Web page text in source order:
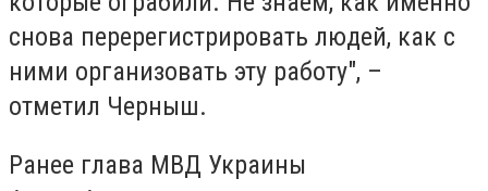
снова перерегистрировать людей, как с
ними организовать эту работу", –
отметил Черныш.
Ранее глава МВД Украины